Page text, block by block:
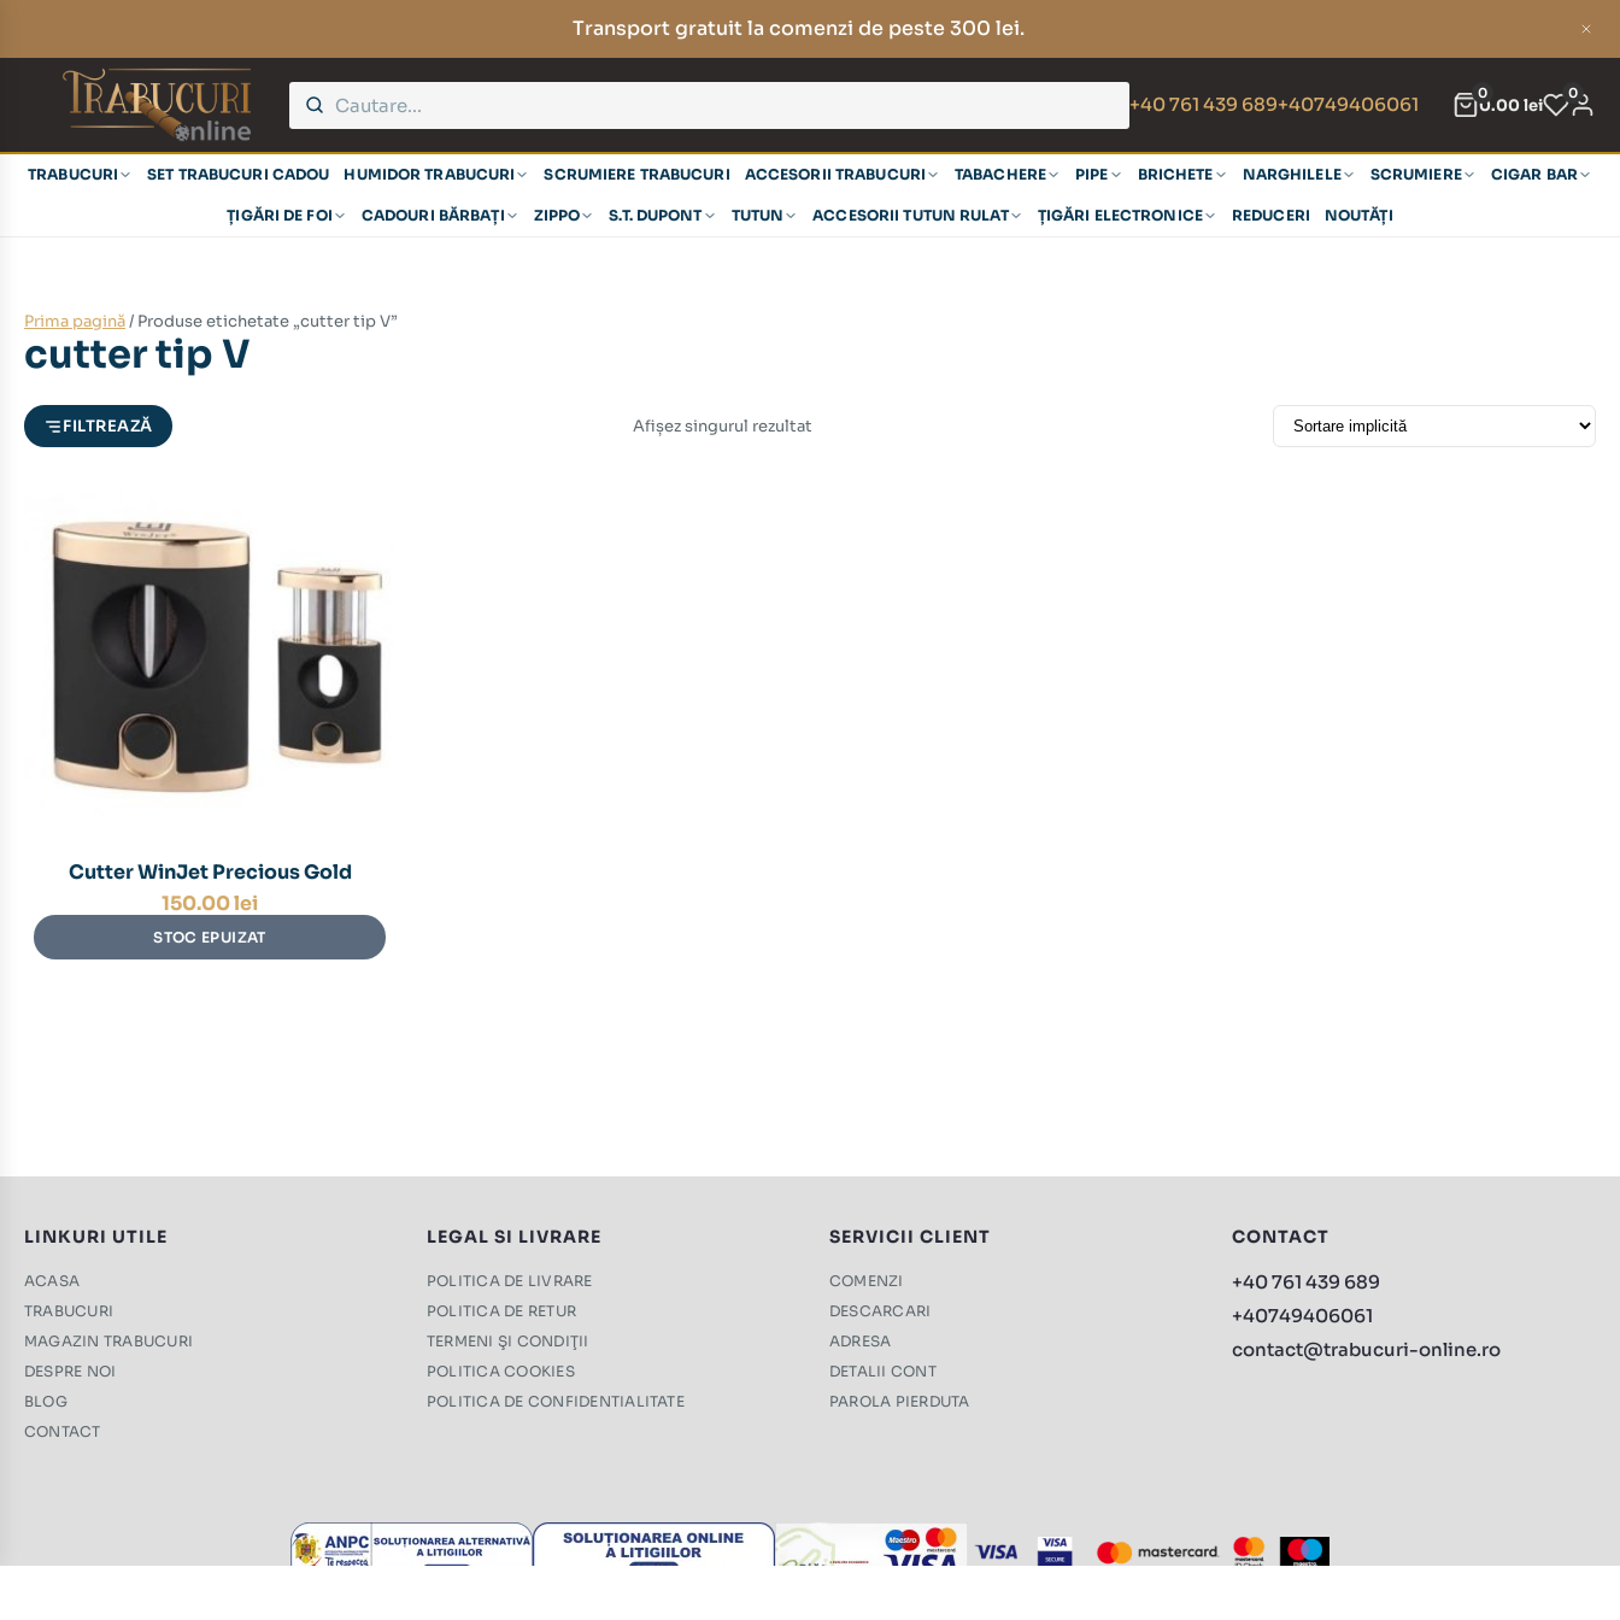
Transport gratuit la comenzi de peste 300 lei.
+40 761 439 689+40749406061 0
0.00lei
0
TRABUCURI SET TRABUCURI CADOU HUMIDOR TRABUCURI SCRUMIERE TRABUCURI ACCESORII TRABUCURI TABACHERE PIPE BRICHETE NARGHILELE SCRUMIERE CIGAR BAR
ȚIGĂRI DE FOI CADOURI BĂRBAȚI ZIPPO S.T. DUPONT TUTUN ACCESORII TUTUN RULAT ȚIGĂRI ELECTRONICE REDUCERI NOUTĂȚI
Prima pagină/ Produse etichetate „cutter tip V”
cutter tip V
FILTREAZĂ Afișez singurul rezultat
Cutter WinJet Precious Gold
150.00lei
STOC EPUIZAT
LINKURI UTILE
ACASA
TRABUCURI
MAGAZIN TRABUCURI
DESPRE NOI
BLOG
CONTACT
LEGAL SI LIVRARE
POLITICA DE LIVRARE
POLITICA DE RETUR
TERMENI ŞI CONDIŢII
POLITICA COOKIES
POLITICA DE CONFIDENTIALITATE
SERVICII CLIENT
COMENZI
DESCARCARI
ADRESA
DETALII CONT
PAROLA PIERDUTA
CONTACT
+40 761 439 689
+40749406061
contact@trabucuri-online.ro